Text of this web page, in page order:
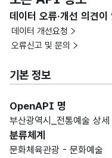
데이터 오류·개선 의견
데이터 개선요청
오류신고 및 문의
기본 정보
OpenAPI 명
부산광역시_전통예술 상세
분류체계
문화체육관광 - 문화예술